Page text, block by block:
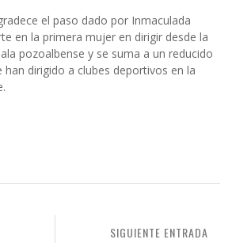
el paso dado por Inmaculada
en la primera mujer en dirigir desde la
pozoalbense y se suma a un reducido
han dirigido a clubes deportivos en la
SIGUIENTE ENTRADA